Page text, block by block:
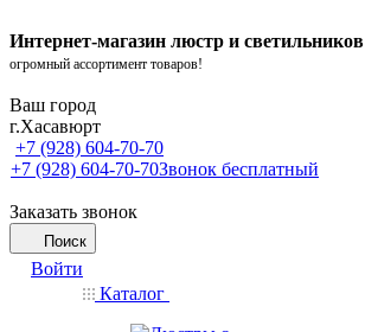
Интернет-магазин люстр и светильников
огромный ассортимент товаров!
Ваш город
г.Хасавюрт
+7 (928) 604-70-70
+7 (928) 604-70-70Звонок бесплатный
Заказать звонок
Поиск
Войти
Каталог